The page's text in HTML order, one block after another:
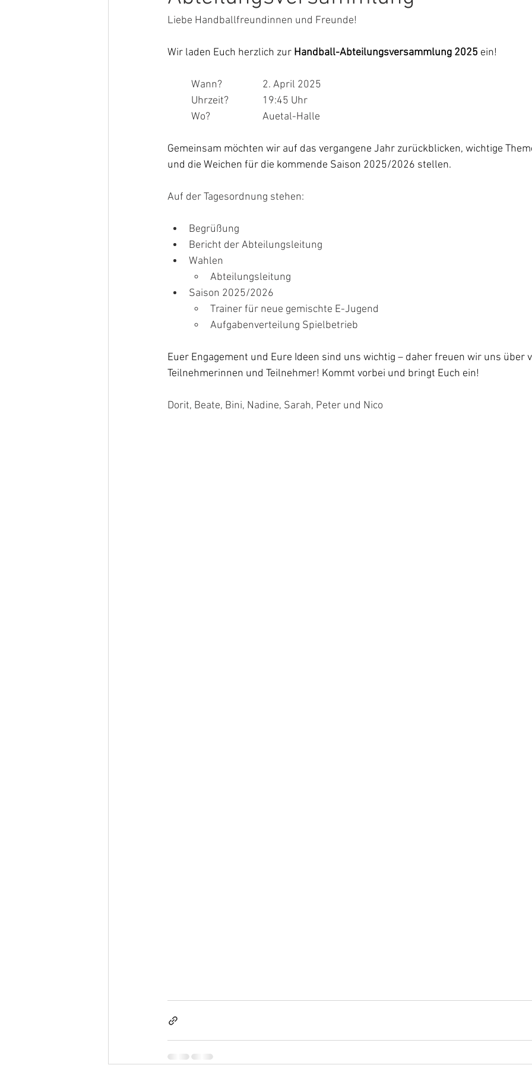
Liebe Handballfreundinnen und Freunde!
Wir laden Euch herzlich zur Handball-Abteilungsversammlung 2025 ein!
	Wann?		2. April 2025
	Uhrzeit?		19:45 Uhr
	Wo?			Auetal-Halle
Gemeinsam möchten wir auf das vergangene Jahr zurückblicken, wichtige
und die Weichen für die kommende Saison 2025/2026 stellen.
Auf der Tagesordnung stehen:
Begrüßung
Bericht der Abteilungsleitung
Wahlen
Abteilungsleitung
Saison 2025/2026
Trainer für neue gemischte E-Jugend
Aufgabenverteilung Spielbetrieb
Euer Engagement und Eure Ideen sind uns wichtig – daher freuen wir uns über
Teilnehmerinnen und Teilnehmer! Kommt vorbei und bringt Euch ein!
Dorit, Beate, Bini, Nadine, Sarah, Peter und Nico